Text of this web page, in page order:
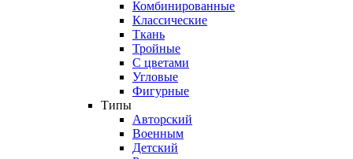
Комбинированные
Классические
Ткань
Тройные
С цветами
Угловые
Фигурные
Типы
Авторский
Военным
Детский